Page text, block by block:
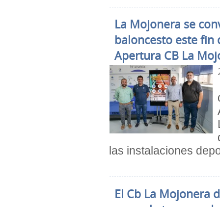
La Mojonera se
baloncesto este fin
Apertura CB La
las instalaciones
El Cb La Mojonera